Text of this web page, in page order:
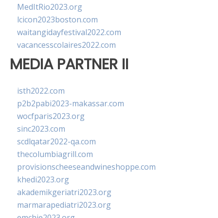
MedItRio2023.org
lcicon2023boston.com
waitangidayfestival2022.com
vacancesscolaires2022.com
MEDIA PARTNER II
isth2022.com
p2b2pabi2023-makassar.com
wocfparis2023.org
sinc2023.com
scdlqatar2022-qa.com
thecolumbiagrill.com
provisionscheeseandwineshoppe.com
khedi2023.org
akademikgeriatri2023.org
marmarapediatri2023.org